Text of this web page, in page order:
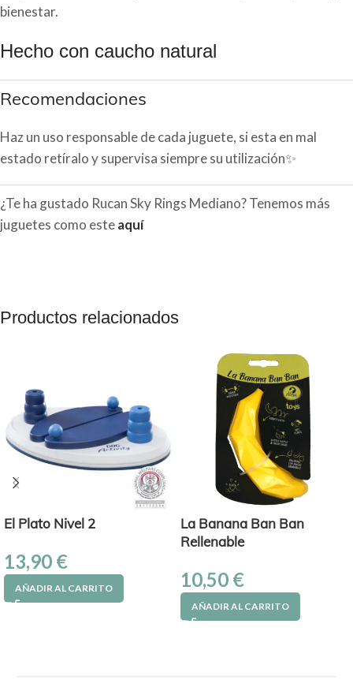
bienestar.
Hecho con caucho natural
Recomendaciones
Haz un uso responsable de cada juguete, si esta en mal
estado retíralo y supervisa siempre su utilización✨
¿Te ha gustado Rucan Sky Rings Mediano? Tenemos más
juguetes como esteaquí
Productos relacionados
El Plato Nivel 2
13,90 €
AÑADIR AL CARRITO
La Banana Ban Ban
Rellenable
10,50 €
AÑADIR AL CARRITO